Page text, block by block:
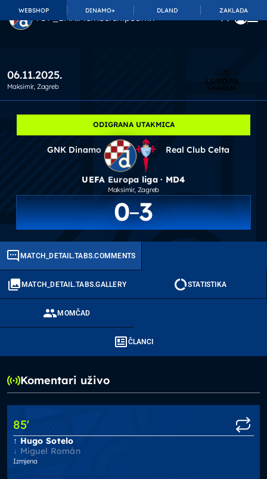
WEBSHOP DINAMO+ DLAND ZAKLADA
TOP_BAR.MembershipSuffix
06.11.2025.
Maksimir, Zagreb
ODIGRANA UTAKMICA
GNK Dinamo Real Club Celta
UEFA Europa liga · MD4
Maksimir, Zagreb
0 3
MATCH_DETAIL.TABS.COMMENTS
MATCH_DETAIL.TABS.GALLERY STATISTIKA
MOMČAD
ČLANCI
Komentari uživo
85'
Hugo Sotelo
Miguel Román
Izmjena